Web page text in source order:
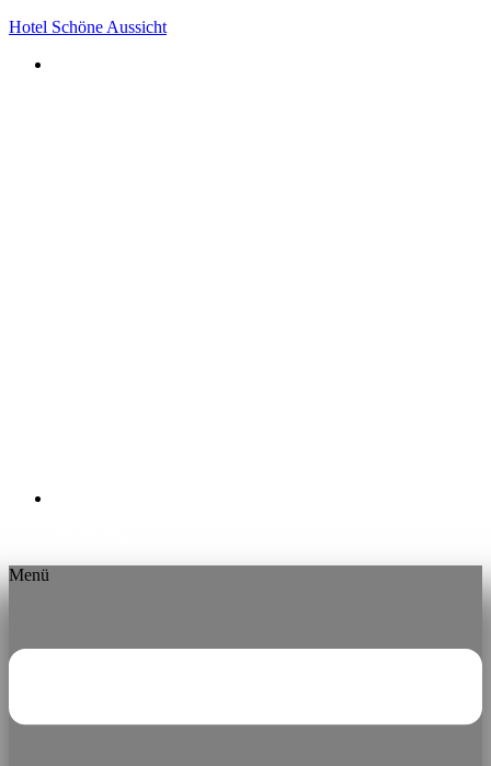
Hotel Schöne Aussicht
Menü